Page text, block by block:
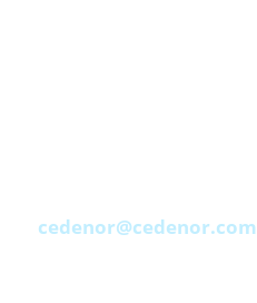
cedenor@cedenor.com